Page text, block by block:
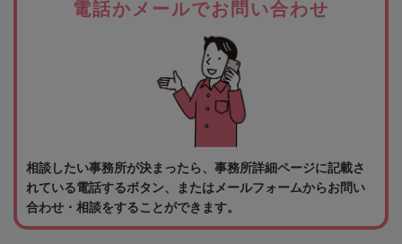
電話かメールでお問い合わせ
相談したい事務所が決まったら、事務所詳細ページに記載さ
れている電話するボタン、またはメールフォームからお問い
合わせ・相談をすることができます。